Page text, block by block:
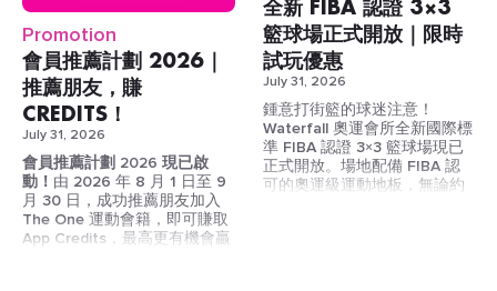
會員：$3,000
THE ONE 會籍，淨係為你想玩
嘅課堂俾錢 — 一堂 / 十堂 / 三
十堂，由你話事！
THE ONE 會員 = 課堂全部
半價！
購買通行證可優先預約課堂
三間會所通行：太古｜奧運
二人一起購買 $1,800 THE
ONE 運動會籍，即送你10張體
驗券！
優惠詳情：
會籍年費： $1,800 / 年
八月限定優惠：2人同
行加入 THE ONE，即送
Promotion
會員推薦計劃 2026｜
推薦朋友，賺
CREDITS！
July 31, 2026
會員推薦計劃 2026 現已啟
動！ 由 2026 年 8 月 1 日至 9
月 30 日，成功推薦朋友加入
The One 運動會籍，即可賺取
App Credits，最高更有機會贏
全新 FIBA 認證 3×3
籃球場正式開放｜限時
試玩優惠
July 31, 2026
鍾意打街籃的球迷注意！
Waterfall 奧運會所全新國際標
準 FIBA 認證 3×3 籃球場現已
正式開放。場地配備 FIBA 認
可的奧運級運動地板，無論約